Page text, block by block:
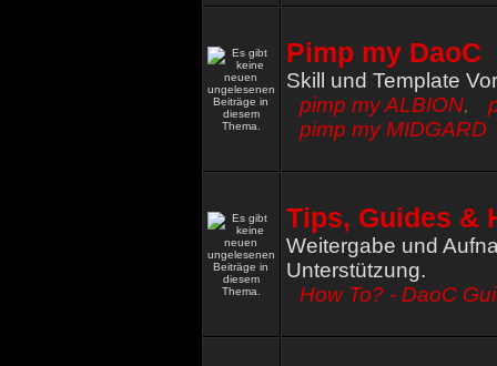
Pimp my DaoC
Skill und Template
pimp my ALBION,
pimp my MIDGARD
Tips, Guides &
Weitergabe und
Unterstützung.
How To? - DaoC